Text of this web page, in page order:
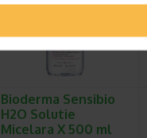
Bioderma Sensibio
H2O Solutie
Micelara X 500 ml